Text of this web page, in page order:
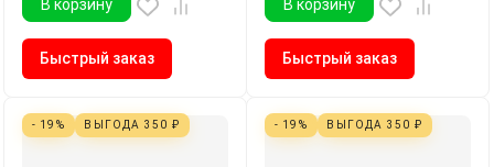
В корзину
Быстрый заказ
В корзину
Быстрый заказ
- 19% ВЫГОДА 350 ₽ - 19% ВЫГОДА 350 ₽